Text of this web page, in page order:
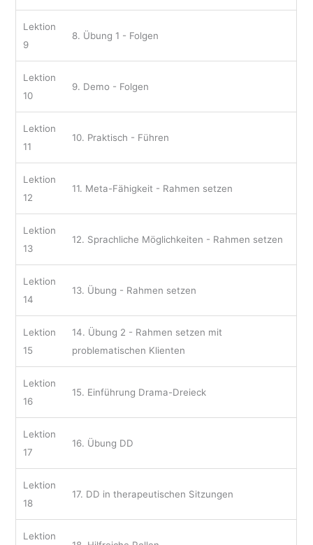
Lektion
9
8. Übung 1 - Folgen
Lektion
10
9. Demo - Folgen
Lektion
11
10. Praktisch - Führen
Lektion
12
11. Meta-Fähigkeit - Rahmen setzen
Lektion
13
12. Sprachliche Möglichkeiten - Rahmen setzen
Lektion
14
13. Übung - Rahmen setzen
Lektion
15
14. Übung 2 - Rahmen setzen mit
problematischen Klienten
Lektion
16
15. Einführung Drama-Dreieck
Lektion
17
16. Übung DD
Lektion
18
17. DD in therapeutischen Sitzungen
Lektion